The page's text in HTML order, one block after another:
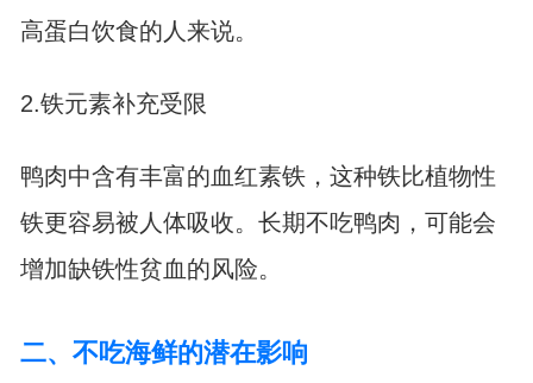
高蛋白饮食的人来说。
2.铁元素补充受限
鸭肉中含有丰富的血红素铁，这种铁比植物性
铁更容易被人体吸收。长期不吃鸭肉，可能会
增加缺铁性贫血的风险。
二、不吃海鲜的潜在影响